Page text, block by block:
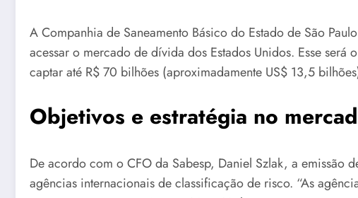
A Companhia de Saneamento Básico do Estado de São
acessar o mercado de dívida dos Estados Unidos. Esse
captar até R$ 70 bilhões (aproximadamente US$ 13,5
Objetivos e estratégia no
De acordo com o CFO da Sabesp, Daniel Szlak, a emissão
agências internacionais de classificação de risco. “As